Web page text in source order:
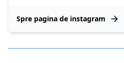
Spre pagina de instagram